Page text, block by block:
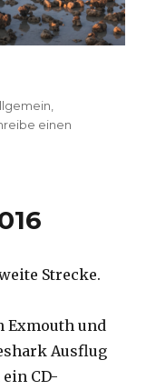
einen
Strecke.
Exmouth und
Ausflug
CD-